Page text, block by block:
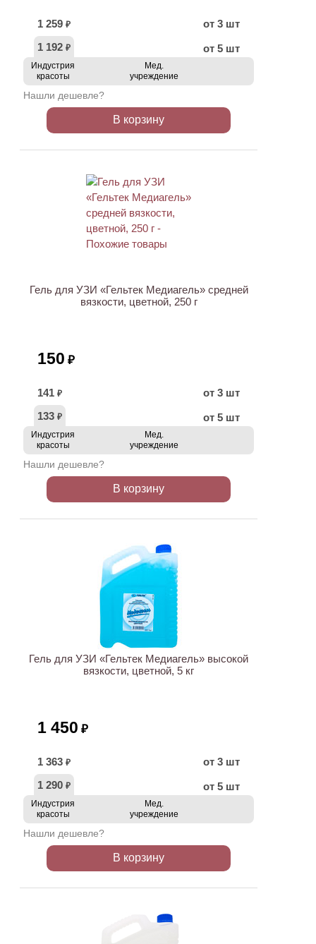
1 259 ₽
от 3 шт
1 192 ₽ от 5 шт
Индустрия
красоты
Мед.
учреждение
Нашли дешевле?
В корзину
Гель для УЗИ «Гельтек Медиагель» средней
вязкости, цветной, 250 г
150 ₽
141 ₽
от 3 шт
133 ₽ от 5 шт
Индустрия
красоты
Мед.
учреждение
Нашли дешевле?
В корзину
Гель для УЗИ «Гельтек Медиагель» высокой
вязкости, цветной, 5 кг
1 450 ₽
1 363 ₽
от 3 шт
1 290 ₽ от 5 шт
Индустрия
красоты
Мед.
учреждение
Нашли дешевле?
В корзину